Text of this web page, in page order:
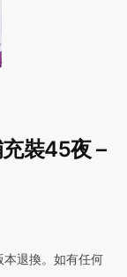
裝45夜 –
退換。如有任何